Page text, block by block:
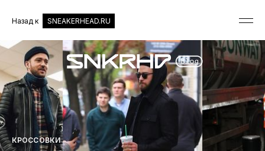
Назад к SNEAKERHEAD.RU
КРОССОВКИ